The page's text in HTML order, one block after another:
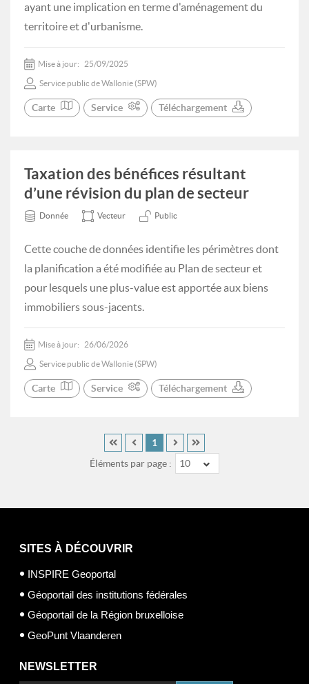
ayant une implication en terme d'aménagement du
territoire et d'urbanisme.
Mise à jour: 25/09/2025
Service public de Wallonie (SPW)
Carte Service Téléchargement
Taxation des bénéfices résultant
d’une révision du plan de secteur
Donnée Vecteur Public
Cette couche de données identifie les périmètres dont
la planification a été modifiée au Plan de secteur et
pour lesquels une plus-value est apportée aux biens
immobiliers sous-jacents.
Mise à jour: 26/06/2026
Service public de Wallonie (SPW)
Carte Service Téléchargement
Éléments par page : 10
1
SITES À DÉCOUVRIR
INSPIRE Geoportal
Géoportail des institutions fédérales
Géoportail de la Région bruxelloise
GeoPunt Vlaanderen
NEWSLETTER